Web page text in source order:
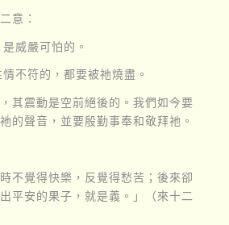
意：
威嚴可怕的。
不符的，都要被祂燒盡。
其震動是空前絕後的。我們如今要
的聲音，並要殷勤事奉和敬拜祂。
不覺得快樂，反覺得愁苦；後來卻
平安的果子，就是義。」（來十二